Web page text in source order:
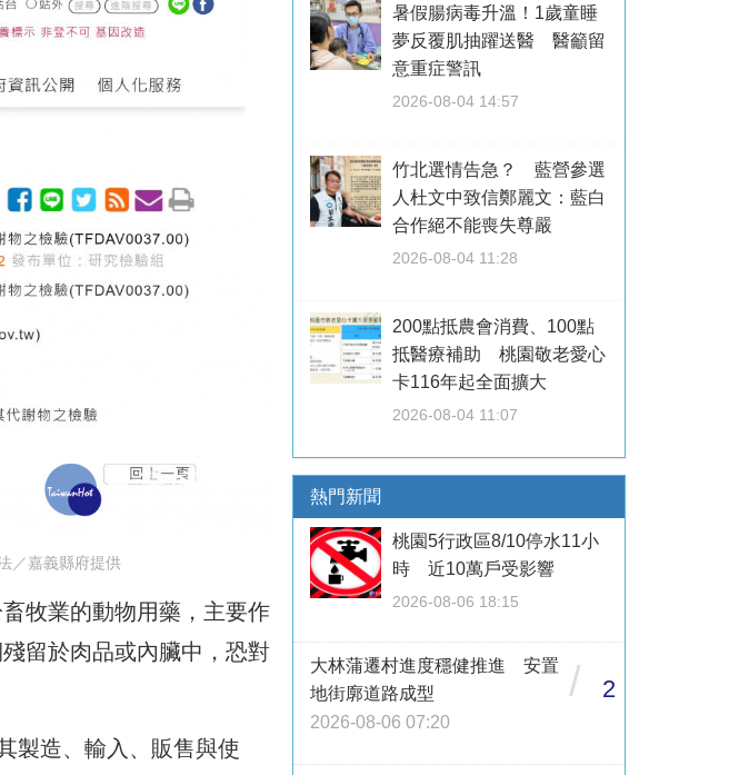
／嘉義縣府提供
牧業的動物用藥，主要作
留於肉品或內臟中，恐對
製造、輸入、販售與使
暑假腸病毒升溫！1歲童睡
夢反覆肌抽躍送醫 醫籲留
意重症警訊
2026-08-04 14:57
竹北選情告急？ 藍營參選
人杜文中致信鄭麗文：藍白
合作絕不能喪失尊嚴
2026-08-04 11:28
200點抵農會消費、100點
抵醫療補助 桃園敬老愛心
卡116年起全面擴大
2026-08-04 11:07
熱門新聞
桃園5行政區8/10停水11小
時 近10萬戶受影響
2026-08-06 18:15
大林蒲遷村進度穩健推進 安置
地街廓道路成型
2026-08-06 07:20
/ 2